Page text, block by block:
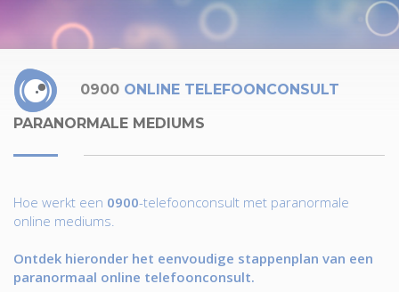
0900 ONLINE TELEFOONCONSULT
PARANORMALE MEDIUMS
Hoe werkt een 0900-telefoonconsult met paranormale
online mediums.
Ontdek hieronder het eenvoudige stappenplan van een
paranormaal online telefoonconsult.